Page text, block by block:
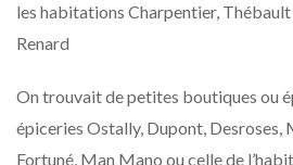
les habitations Charpentier,
Renard
On trouvait de petites boutiques ou
épiceries Ostally, Dupont, Desroses,
Fortuné, Man Mano ou celle de